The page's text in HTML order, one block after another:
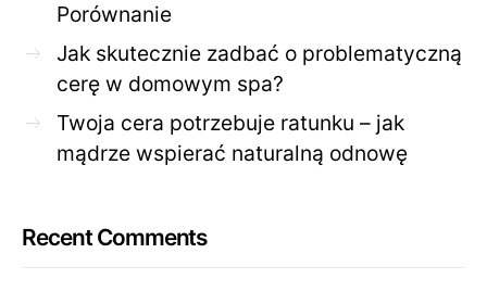
Porównanie
Jak skutecznie zadbać o problematyczną
cerę w domowym spa?
Twoja cera potrzebuje ratunku – jak
mądrze wspierać naturalną odnowę
Recent Comments